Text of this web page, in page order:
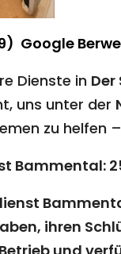
Google
Dienste in
uns unter der
zu helfen
Bammental:
ihren